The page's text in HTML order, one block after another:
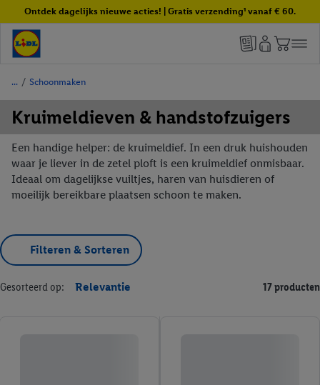
Ontdek dagelijks nieuwe acties! | Gratis verzending¹ vanaf € 60.
/ Schoonmaken
Kruimeldieven & handstofzuigers
Een handige helper: de kruimeldief. In een druk huishouden
waar je liever in de zetel ploft is een kruimeldief onmisbaar.
Ideaal om dagelijkse vuiltjes, haren van huisdieren of
moeilijk bereikbare plaatsen schoon te maken.
Filteren & Sorteren
Gesorteerd op: Relevantie 17 producten